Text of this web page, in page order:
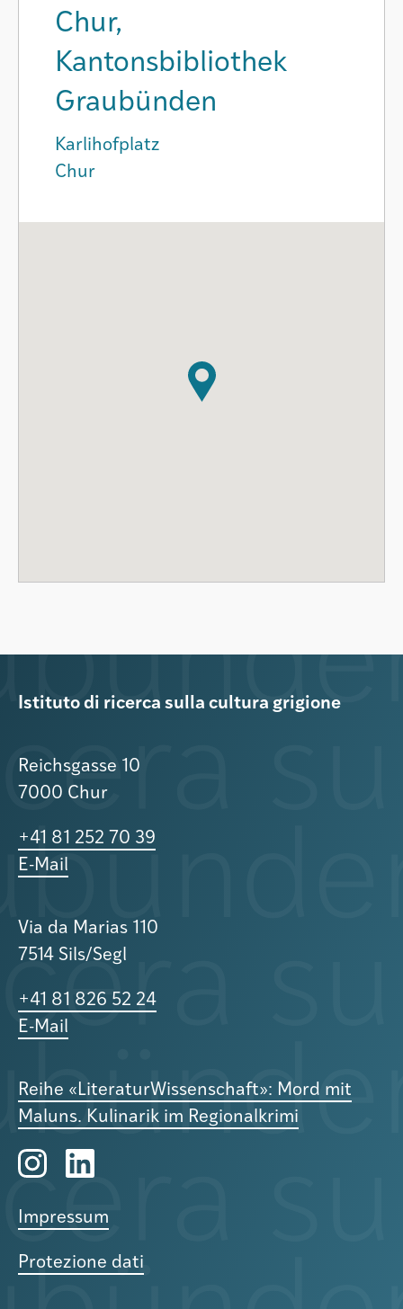
Chur,
Kantonsbibliothek
Graubünden
Karlihofplatz
Chur
Istituto di ricerca sulla cultura grigione
Reichsgasse 10
7000 Chur
+41 81 252 70 39
E-Mail
Via da Marias 110
7514 Sils/Segl
+41 81 826 52 24
E-Mail
Reihe «LiteraturWissenschaft»: Mord mit
Maluns. Kulinarik im Regionalkrimi
Impressum
Protezione dati